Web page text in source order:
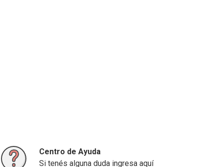
Centro de Ayuda
Si tenés alguna duda ingresa aquí